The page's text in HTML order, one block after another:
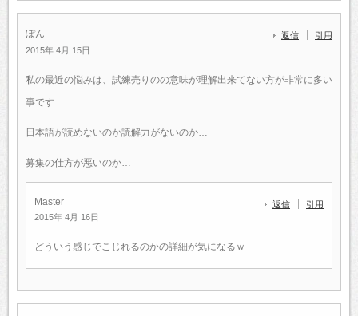
ぽん
2015年 4月 15日
返信 引用
私の最近の悩みは、試練売りのの意味が理解出来てない方が非常に多い
事です…
日本語が読めないのか読解力がないのか…
募集の仕方が悪いのか…
Master
2015年 4月 16日
返信 引用
どういう感じでこじれるのかの詳細が気になるｗ